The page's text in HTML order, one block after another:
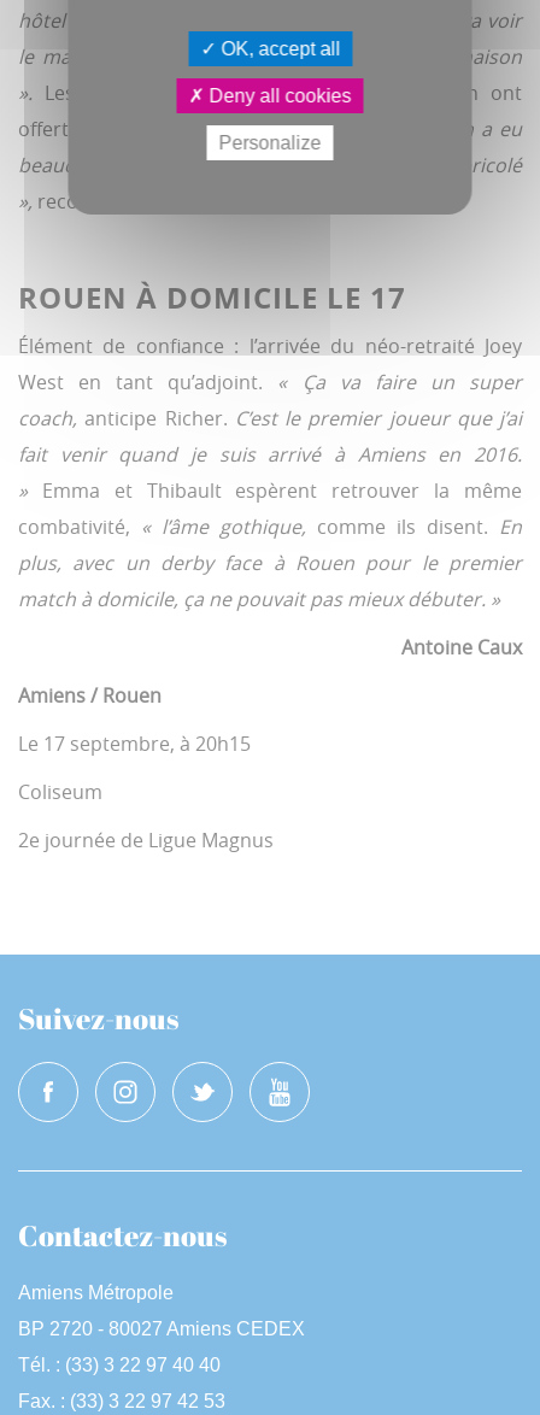
hôtel une fois sur place. Quand vient le soir, on va voir
le match puis on ramène tout le monde à la maison
». Les premiers voyages durant la préparation ont
offert du confort mais guère de certitudes.
« On a eu
beaucoup de blessures. On a pas mal bricolé
», reconnaît Mario Richer.
ROUEN À DOMICILE LE 17
Élément de confiance : l’arrivée du néo-retraité Joey
West en tant qu’adjoint. « Ça va faire un super
coach,anticipe Richer. C’est le premier joueur que j’ai
fait venir quand je suis arrivé à Amiens en 2016.
» Emma et Thibault espèrent retrouver la même
combativité, « l’âme gothique, comme ils disent. En
plus, avec un derby face à Rouen pour le premier
match à domicile, ça ne pouvait pas mieux débuter. »
Antoine Caux
Amiens / Rouen
Le 17 septembre, à 20h15
Coliseum
2e journée de Ligue Magnus
Suivez-nous
Contactez-nous
Amiens Métropole
BP 2720 - 80027 Amiens CEDEX
Tél. : (33) 3 22 97 40 40
Fax. : (33) 3 22 97 42 53
OK, accept all
Deny all cookies
Personalize